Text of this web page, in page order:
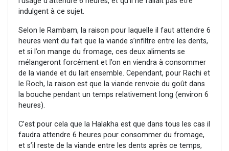
indulgent à ce sujet.
Selon le Rambam, la raison pour laquelle il faut attendre 6
heures vient du fait que la viande s’infiltre entre les dents,
et si l’on mange du fromage, ces deux aliments se
mélangeront forcément et l’on en viendra à consommer
de la viande et du lait ensemble. Cependant, pour Rachi et
le Roch, la raison est que la viande renvoie du goût dans
la bouche pendant un temps relativement long (environ 6
heures).
C’est pour cela que la Halakha est que dans tous les cas il
faudra attendre 6 heures pour consommer du fromage,
et s’il reste de la viande entre les dents après ce temps,